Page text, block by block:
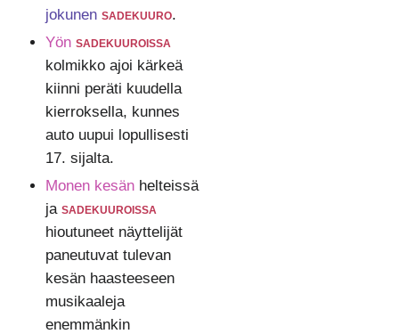
jokunen sadekuuro.
Yön sadekuuroissa
kolmikko ajoi kärkeä
kiinni peräti kuudella
kierroksella, kunnes
auto uupui lopullisesti
17. sijalta.
Monen kesänhelteissä
ja sadekuuroissa
hioutuneet näyttelijät
paneutuvat tulevan
kesän haasteeseen
musikaaleja
enemmänkin